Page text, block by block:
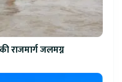
राजमार्ग जलमग्न